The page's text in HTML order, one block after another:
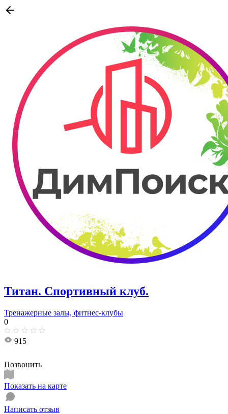
Титан. Спортивный клуб.
Тренажерные залы, фитнес-клубы
0
915
Позвонить
Показать на карте
Написать отзыв